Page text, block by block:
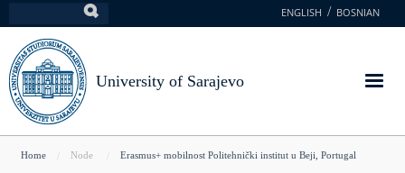
to
main
content
ENGLISH BOSNIAN
University of Sarajevo
You
Home Node Erasmus+ mobilnost Politehnički institut u Beji, Portugal